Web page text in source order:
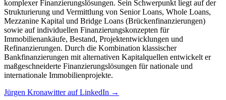
komplexer Finanzierungslösungen. Sein Schwerpunkt liegt auf der
Strukturierung und Vermittlung von Senior Loans, Whole Loans,
Mezzanine Kapital und Bridge Loans (Brückenfinanzierungen)
sowie auf individuellen Finanzierungskonzepten für
Immobilienankäufe, Bestand, Projektentwicklungen und
Refinanzierungen. Durch die Kombination klassischer
Bankfinanzierungen mit alternativen Kapitalquellen entwickelt er
maßgeschneiderte Finanzierungslösungen für nationale und
internationale Immobilienprojekte.
Jürgen Kronawitter auf LinkedIn →